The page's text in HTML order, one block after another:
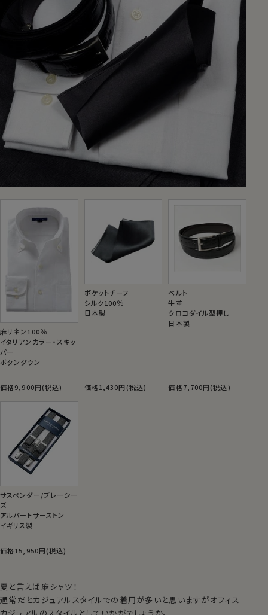
麻リネン100％
イタリアンカラー・スキッ
パー
ボタンダウン
価格9,900円(税込)
ポケットチーフ
シルク100％
日本製
価格1,430円(税込)
ベルト
牛革
クロコダイル型押し
日本製
価格7,700円(税込)
サスペンダー/ブレーシー
ズ
アルバートサーストン
イギリス製
価格15,950円(税込)
夏と言えば麻シャツ！
通常だとカジュアルスタイルでの着用が多いと思いますがオフィス